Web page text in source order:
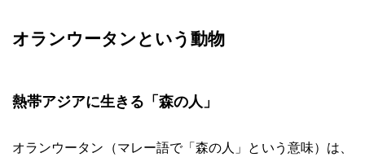
オランウータンという動物
熱帯アジアに生きる「森の人」
オランウータン（マレー語で「森の人」という意味）は、